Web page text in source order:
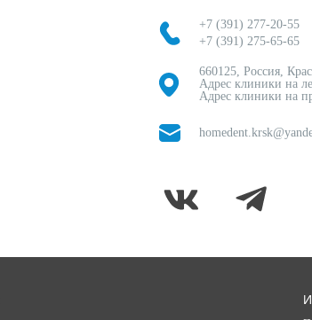
+7 (391) 277-20-55
+7 (391) 275-65-65
660125, Россия,
Адрес клиники на
Адрес клиники на